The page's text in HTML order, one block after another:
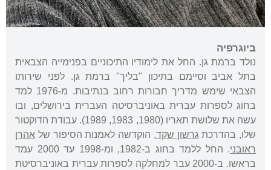
ביוגרפיה
נולד ברמת גן. החל את לימודיו התיכוניים בפנימייה הצבאית
בתל אביב וסיימם בתיכון "בליך" ברמת גן. לפני שירותו
הצבאי שימש מדריך חבורות רחוב בנתיבות. מ-1976 למד
בחוג לספרות עברית באוניברסיטה העברית בירושלים, ובו
עשה את שלושת תאריו (1980, 1983, 1989). עבודת הדוקטור
שלו, בהדרכתגרשון שקד, הוקדשה לאמנות הסיפור של אהרן
ראובני
. החל ללמד בחוג ב-1982, ומ-1998 עד 2000 עמד
בראשו. ב-2000 עבר למחלקה לספרות עברית באוניברסיטת